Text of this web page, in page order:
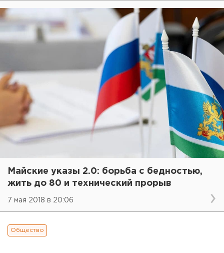
Майские указы 2.0: борьба с бедностью,
жить до 80 и технический прорыв
7 мая 2018 в 20:06
Общество